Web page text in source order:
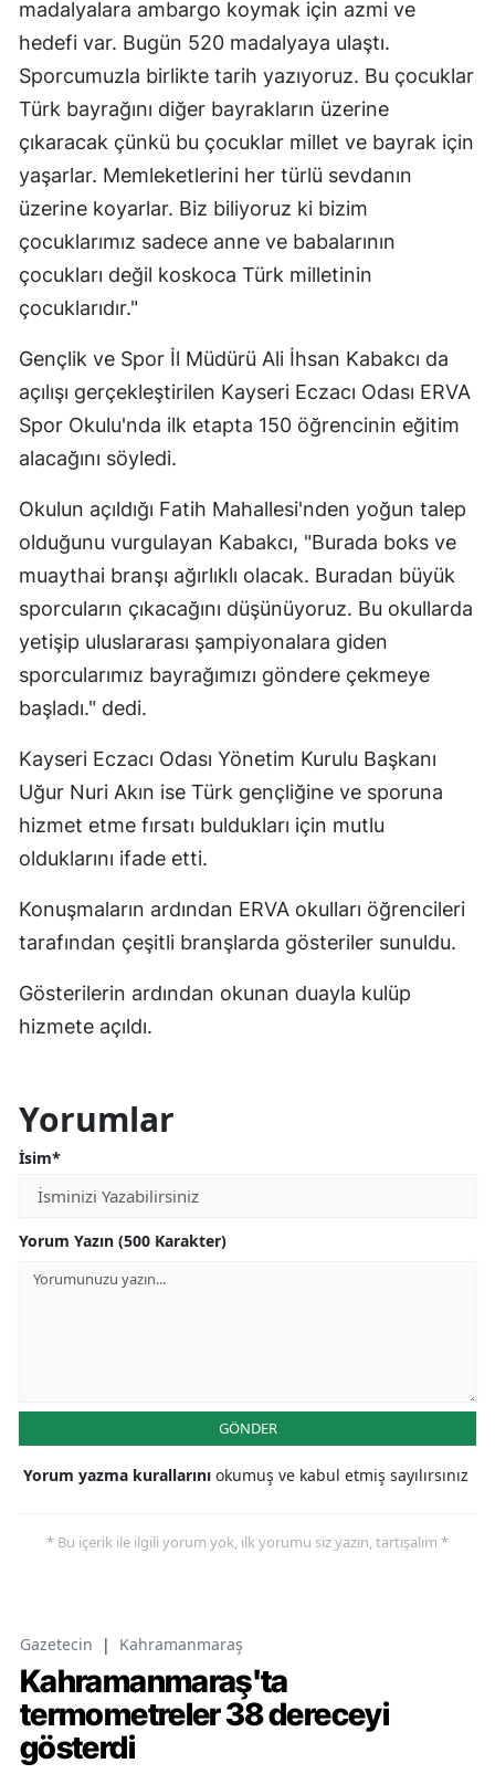
madalyalara ambargo koymak için azmi ve
hedefi var. Bugün 520 madalyaya ulaştı.
Sporcumuzla birlikte tarih yazıyoruz. Bu çocuklar
Türk bayrağını diğer bayrakların üzerine
çıkaracak çünkü bu çocuklar millet ve bayrak için
yaşarlar. Memleketlerini her türlü sevdanın
üzerine koyarlar. Biz biliyoruz ki bizim
çocuklarımız sadece anne ve babalarının
çocukları değil koskoca Türk milletinin
çocuklarıdır."
Gençlik ve Spor İl Müdürü Ali İhsan Kabakcı da
açılışı gerçekleştirilen Kayseri Eczacı Odası ERVA
Spor Okulu'nda ilk etapta 150 öğrencinin eğitim
alacağını söyledi.
Okulun açıldığı Fatih Mahallesi'nden yoğun talep
olduğunu vurgulayan Kabakcı, "Burada boks ve
muaythai branşı ağırlıklı olacak. Buradan büyük
sporcuların çıkacağını düşünüyoruz. Bu okullarda
yetişip uluslararası şampiyonalara giden
sporcularımız bayrağımızı göndere çekmeye
başladı." dedi.
Kayseri Eczacı Odası Yönetim Kurulu Başkanı
Uğur Nuri Akın ise Türk gençliğine ve sporuna
hizmet etme fırsatı buldukları için mutlu
olduklarını ifade etti.
Konuşmaların ardından ERVA okulları öğrencileri
tarafından çeşitli branşlarda gösteriler sunuldu.
Gösterilerin ardından okunan duayla kulüp
hizmete açıldı.
Yorumlar
İsim*
Yorum Yazın (500 Karakter)
GÖNDER
Yorum yazma kurallarını okumuş ve kabul etmiş sayılırsınız
* Bu içerik ile ilgili yorum yok, ilk yorumu siz yazın, tartışalım *
Gazetecin | Kahramanmaraş
Kahramanmaraş'ta
termometreler 38 dereceyi
gösterdi